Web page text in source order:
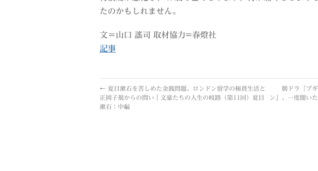
たのかもしれません。
文＝山口 謠司 取材協力=春燈社
記事
← 夏目漱石を苦しめた金銭問題、ロンドン留学の極貧生活と
正岡子規からの問い｜文豪たちの人生の岐路（第11回）夏目
漱石：中編
朝ドラ『ブ
ン」、一度聞い